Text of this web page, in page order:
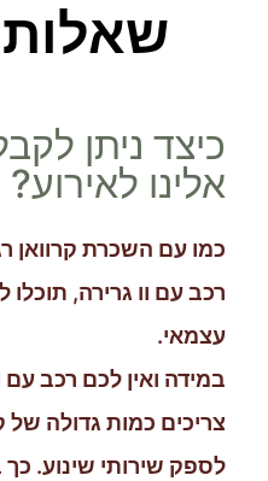
שאלות
כיצד ניתן
אלינו לאירוע?
כמו עם השכרת קרוואן
רכב עם וו גרירה,
עצמאי.
במידה ואין לכם רכב
צריכים כמות גדולה של
לספק שירותי שינוע.